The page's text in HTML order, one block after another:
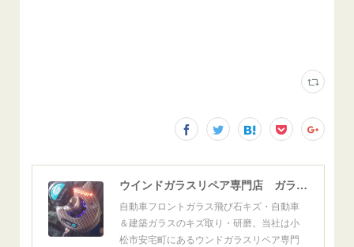
ウインドガラスリペア専門店 ガラスリペア・ヨシダ グラスウェルドジャパン 正規施工店 小松市
自動車フロントガラス飛び石キズ・自動車
＆建築ガラスのキズ取り・研磨。当社は小
松市安宅町にあるウンドガラスリペア専門